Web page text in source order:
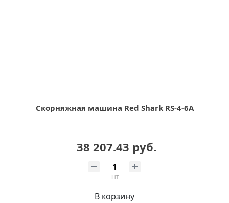
Скорняжная машина Red Shark RS-4-6A
38 207.43 руб.
шт
В корзину